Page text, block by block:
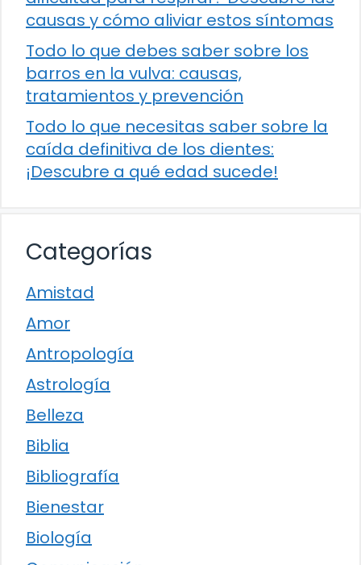
causas y cómo aliviar estos síntomas
Todo lo que debes saber sobre los
barros en la vulva: causas,
tratamientos y prevención
Todo lo que necesitas saber sobre la
caída definitiva de los dientes:
¡Descubre a qué edad sucede!
Categorías
Amistad
Amor
Antropología
Astrología
Belleza
Biblia
Bibliografía
Bienestar
Biología